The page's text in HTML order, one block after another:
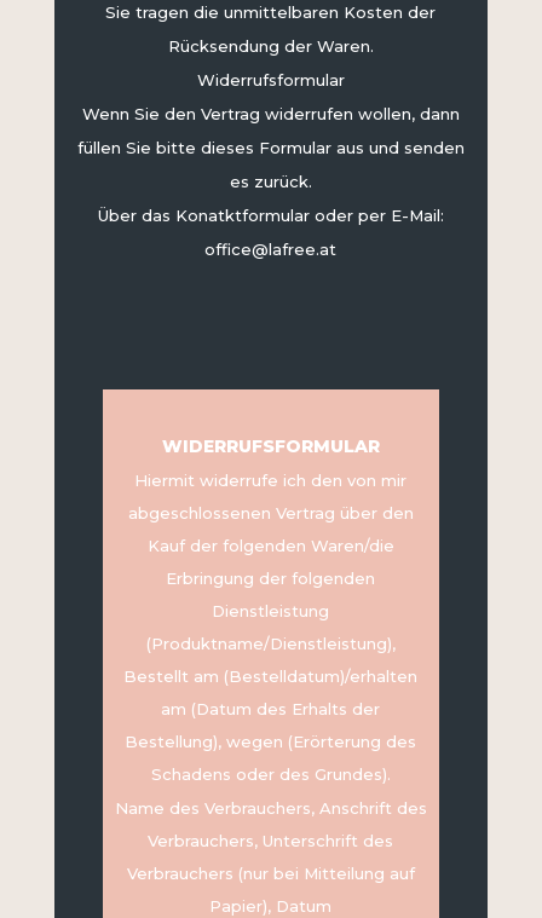
Sie tragen die unmittelbaren Kosten der
Rücksendung der Waren.
Widerrufsformular
Wenn Sie den Vertrag widerrufen wollen, dann
füllen Sie bitte dieses Formular aus und senden
es zurück.
Über das Konatktformular oder per E-Mail:
office@lafree.at
WIDERRUFSFORMULAR
Hiermit widerrufe ich den von mir
abgeschlossenen Vertrag über den
Kauf der folgenden Waren/die
Erbringung der folgenden
Dienstleistung
(Produktname/Dienstleistung),
Bestellt am (Bestelldatum)/erhalten
am (Datum des Erhalts der
Bestellung), wegen (Erörterung des
Schadens oder des Grundes).
Name des Verbrauchers, Anschrift des
Verbrauchers, Unterschrift des
Verbrauchers (nur bei Mitteilung auf
Papier), Datum